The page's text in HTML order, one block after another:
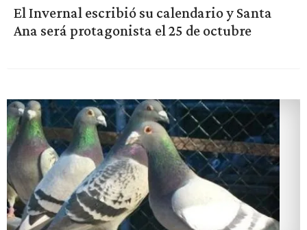
El Invernal escribió su calendario y Santa
Ana será protagonista el 25 de octubre